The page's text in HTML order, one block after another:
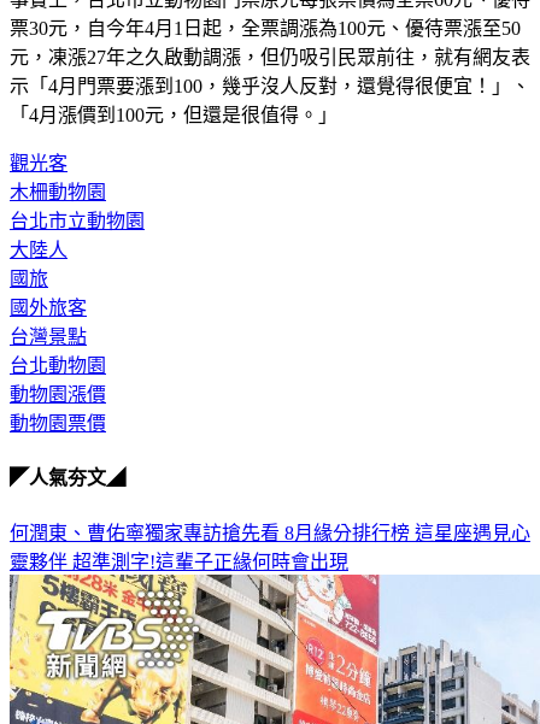
票30元，自今年4月1日起，全票調漲為100元、優待票漲至50
元，凍漲27年之久啟動調漲，但仍吸引民眾前往，就有網友表
示「4月門票要漲到100，幾乎沒人反對，還覺得很便宜！」、
「4月漲價到100元，但還是很值得。」
觀光客
木柵動物園
台北市立動物園
大陸人
國旅
國外旅客
台灣景點
台北動物園
動物園漲價
動物園票價
◤人氣夯文◢
何潤東、曹佑寧獨家專訪搶先看 8月緣分排行榜 這星座遇見心
靈夥伴 超準測字!這輩子正緣何時會出現